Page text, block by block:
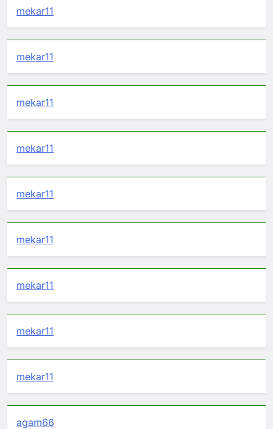
mekar11
mekar11
mekar11
mekar11
mekar11
mekar11
mekar11
mekar11
mekar11
agam66